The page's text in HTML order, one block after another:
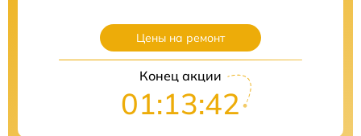
Цены на ремонт
Конец акции
01:13:41